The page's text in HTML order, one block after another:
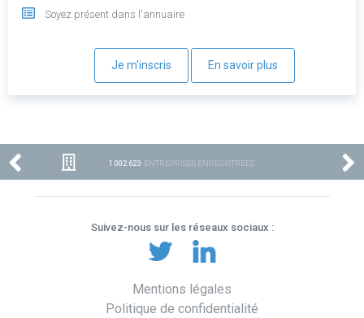
Soyez présent dans l'annuaire
Je m'inscris En savoir plus
1 002 623 ENTREPRISES ENREGISTRÉES
Suivez-nous sur les réseaux sociaux :
Mentions légales
Politique de confidentialité